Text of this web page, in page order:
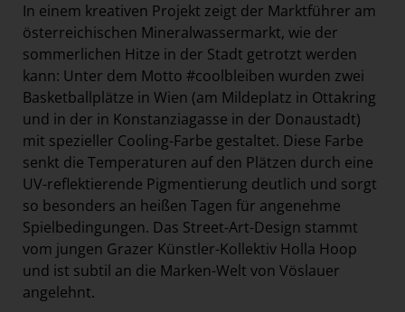
In einem kreativen Projekt zeigt der Marktführer am
österreichischen Mineralwassermarkt, wie der
sommerlichen Hitze in der Stadt getrotzt werden
kann: Unter dem Motto #coolbleiben wurden zwei
Basketballplätze in Wien (am Mildeplatz in Ottakring
und in der in Konstanziagasse in der Donaustadt)
mit spezieller Cooling-Farbe gestaltet. Diese Farbe
senkt die Temperaturen auf den Plätzen durch eine
UV-reflektierende Pigmentierung deutlich und sorgt
so besonders an heißen Tagen für angenehme
Spielbedingungen. Das Street-Art-Design stammt
vom jungen Grazer Künstler-Kollektiv Holla Hoop
und ist subtil an die Marken-Welt von Vöslauer
angelehnt.